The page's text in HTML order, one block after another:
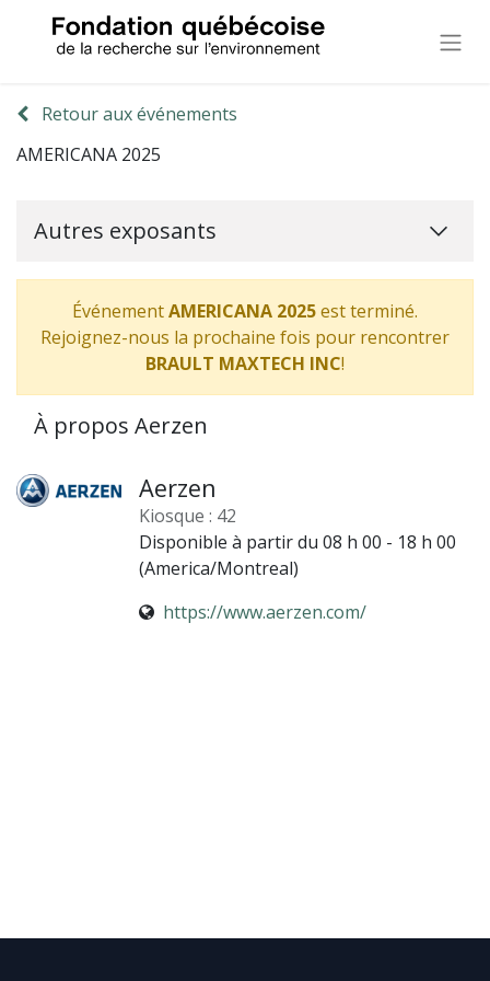
Retour aux événements
AMERICANA 2025
Autres exposants
ÉvénementAMERICANA 2025est terminé.
Rejoignez-nous la prochaine fois pour rencontrer
BRAULT MAXTECH INC!
À propos Aerzen
Aerzen
Kiosque : 42
Disponible à partir du 08 h 00 - 18 h 00
(America/Montreal)
https://www.aerzen.com/